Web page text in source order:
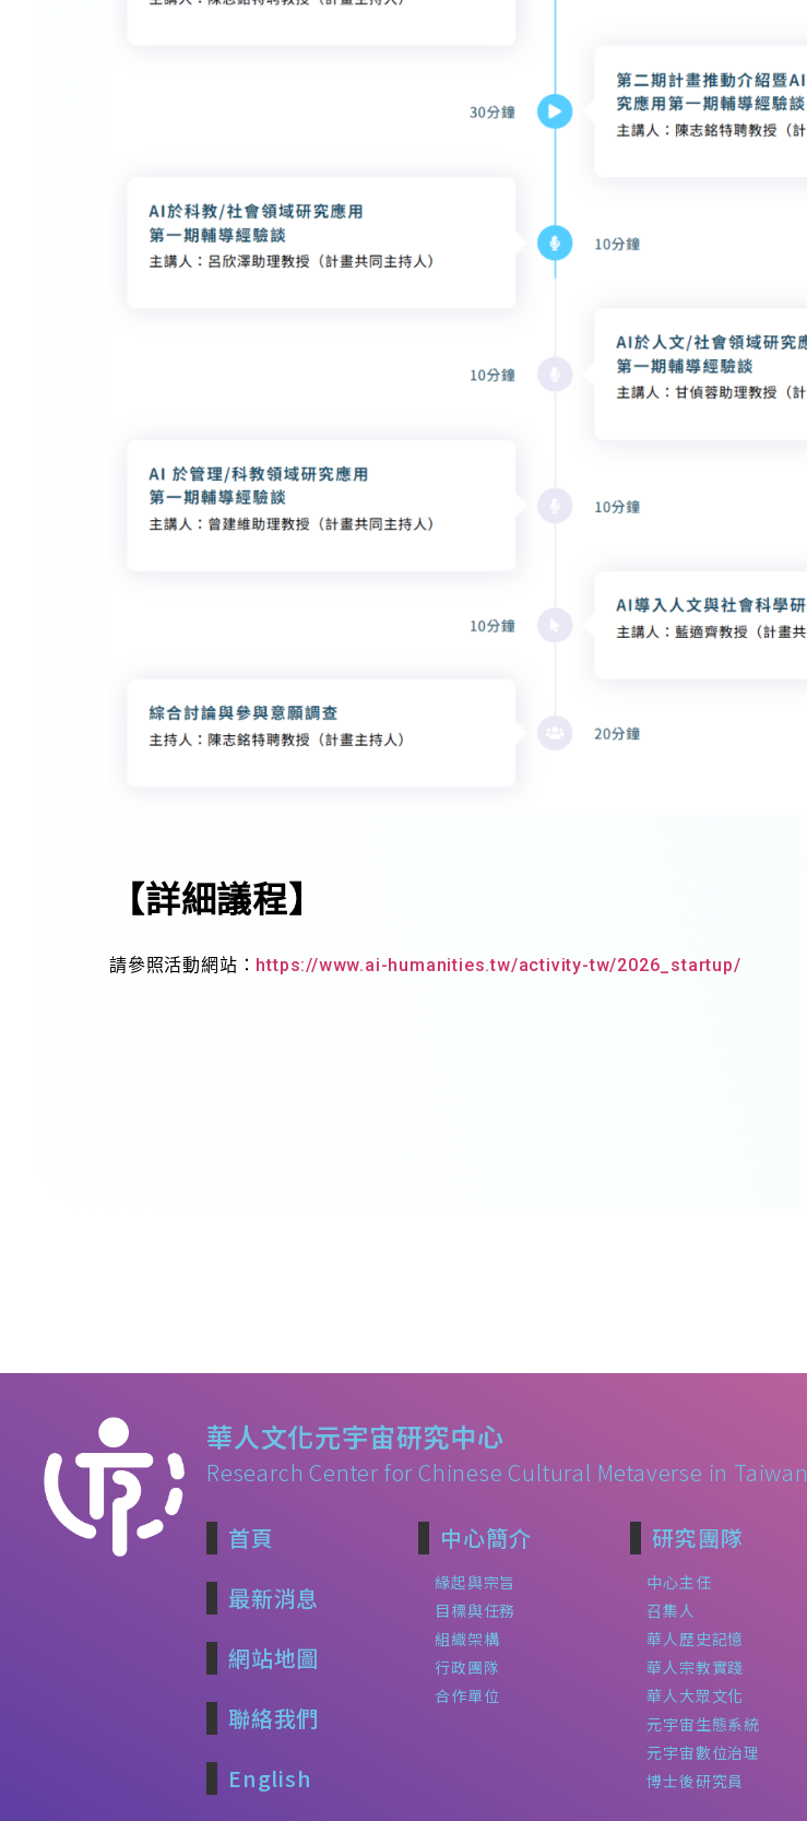
【詳細議程】
請參照活動網站： https://www.ai-humanities.tw/activity-tw/2026_startup/
華人文化元宇宙研究中心
Research Center for Chinese Cultural Metaverse in Taiwan
首頁
最新消息
網站地圖
聯絡我們
English
中心簡介
緣起與宗旨
目標與任務
組織架構
行政團隊
合作單位
研究團隊
中心主任
召集人
華人歷史記憶
華人宗教實踐
華人大眾文化
元宇宙生態系統
元宇宙數位治理
博士後研究員